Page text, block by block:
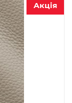
Акція